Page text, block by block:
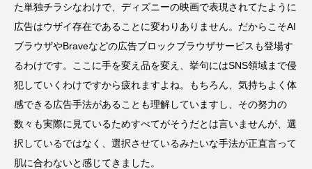
た単独チラシなわけで、ディズニーの映画で表現されてたように
広告はウザイ存在であることに変わりありません。だからこそAI
ブラウザやBraveなどの広告ブロックブラウザサービスも登場す
るわけです。ここに手を変え品を変え、挙句にはSNS領域まで侵
犯していくわけですから疲れますよね。もちろん、気持ちよく体
感できる広告手法があることも理解していますし、その努力の
数々も実際に見ているためすべてがそうだとは言いませんが、選
択しているではなく、選択させているみたいな手法が正直言って
肌に合わないと感じてきました。